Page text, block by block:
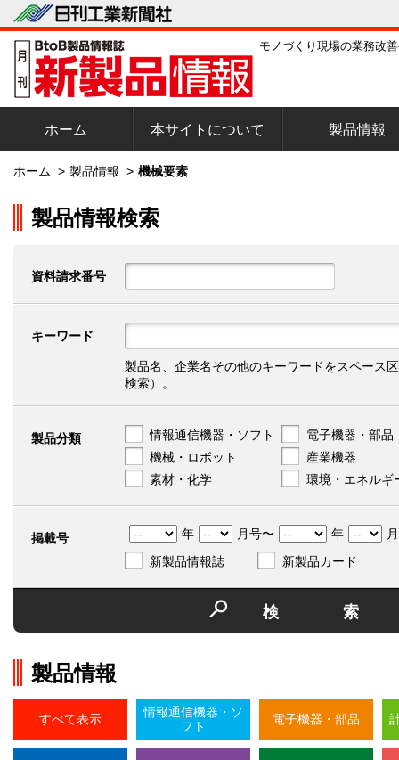
モノづくり現場の業務改
ホーム 本サイトについて 製品情報
ホーム > 製品情報 > 機械要素
製品情報検索
資料請求番号
キーワード
製品名、企業名その他のキーワードをスペース
検索）。
製品分類 情報通信機器・ソフト
電子機器・部品
機械・ロボット
産業機器
素材・化学
環境・エネルギ
掲載号 年 月号〜 年
新製品情報誌
新製品カード
検
製品情報
すべて表示
情報通信機器・ソ
フト
電子機器・部品